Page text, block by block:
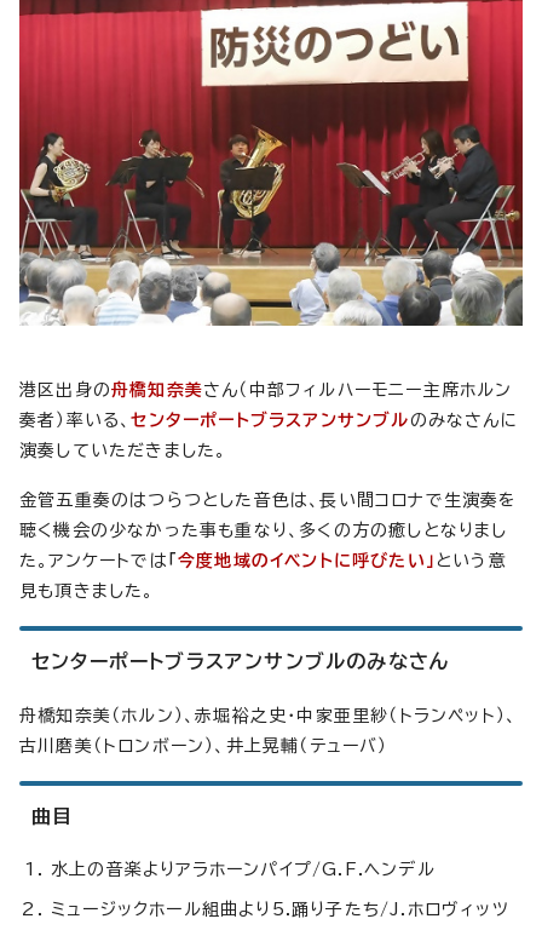
港区出身の舟橋知奈美さん（中部フィルハーモニー主席ホルン
奏者）率いる、センターポートブラスアンサンブルのみなさんに
演奏していただきました。
金管五重奏のはつらつとした音色は、長い間コロナで生演奏を
聴く機会の少なかった事も重なり、多くの方の癒しとなりまし
た。アンケートでは 「今度地域のイベントに呼びたい」 という意
見も頂きました。
センターポートブラスアンサンブルのみなさん
舟橋知奈美（ホルン）、赤堀裕之史・中家亜里紗（トランペット）、
古川磨美（トロンボーン）、井上晃輔（テューバ）
曲目
水上の音楽よりアラホーンパイプ/G.F.ヘンデル
ミュージックホール組曲より5.踊り子たち/J.ホロヴィッツ